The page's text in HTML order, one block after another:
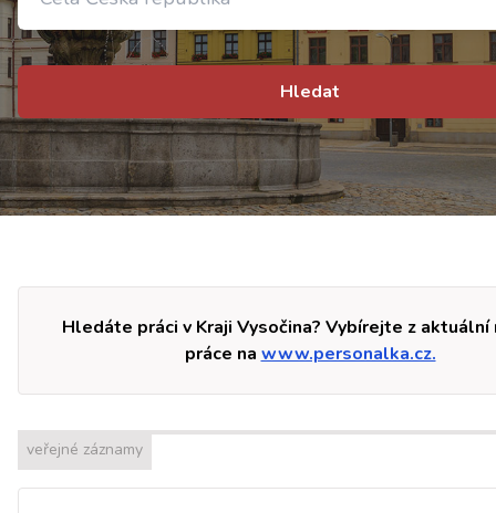
Hledat
Hledáte práci v Kraji Vysočina? Vybírejte z aktuální
práce na www.personalka.cz.
veřejné záznamy